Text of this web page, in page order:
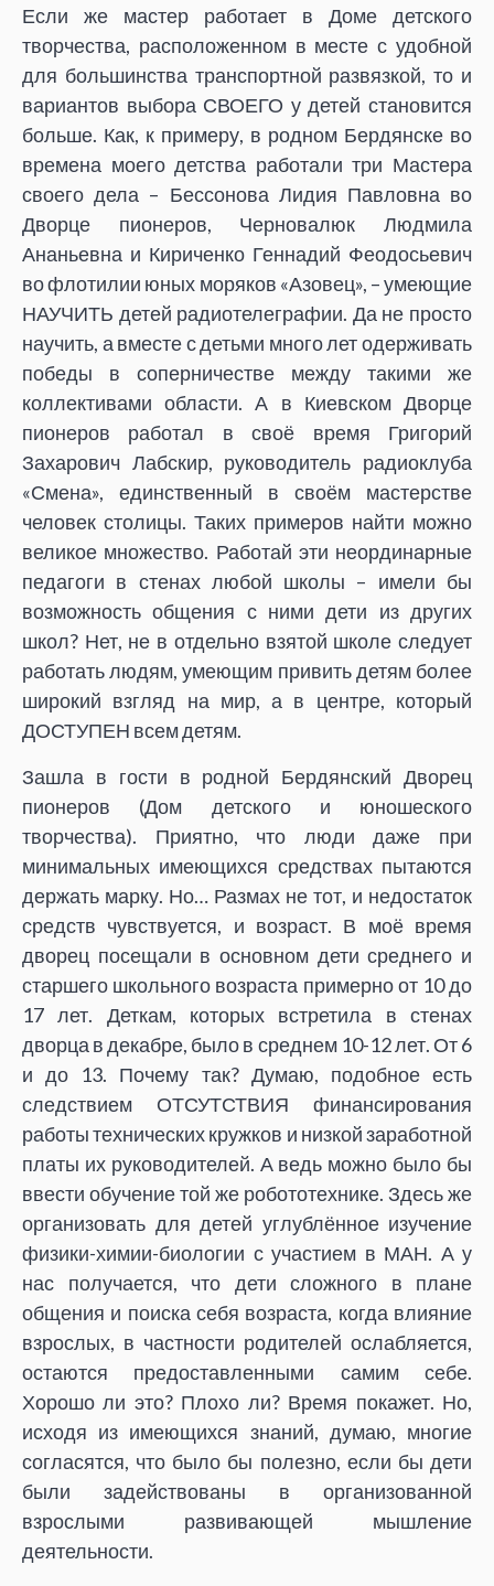
Если же мастер работает в Доме детского
творчества, расположенном в месте с удобной
для большинства транспортной развязкой, то и
вариантов выбора СВОЕГО у детей становится
больше. Как, к примеру, в родном Бердянске во
времена моего детства работали три Мастера
своего дела – Бессонова Лидия Павловна во
Дворце пионеров, Черновалюк Людмила
Ананьевна и Кириченко Геннадий Феодосьевич
во флотилии юных моряков «Азовец», – умеющие
НАУЧИТЬ детей радиотелеграфии. Да не просто
научить, а вместе с детьми много лет одерживать
победы в соперничестве между такими же
коллективами области. А в Киевском Дворце
пионеров работал в своё время Григорий
Захарович Лабскир, руководитель радиоклуба
«Смена», единственный в своём мастерстве
человек столицы. Таких примеров найти можно
великое множество. Работай эти неординарные
педагоги в стенах любой школы – имели бы
возможность общения с ними дети из других
школ? Нет, не в отдельно взятой школе следует
работать людям, умеющим привить детям более
широкий взгляд на мир, а в центре, который
ДОСТУПЕН всем детям.
Зашла в гости в родной Бердянский Дворец
пионеров (Дом детского и юношеского
творчества). Приятно, что люди даже при
минимальных имеющихся средствах пытаются
держать марку. Но… Размах не тот, и недостаток
средств чувствуется, и возраст. В моё время
дворец посещали в основном дети среднего и
старшего школьного возраста примерно от 10 до
17 лет. Деткам, которых встретила в стенах
дворца в декабре, было в среднем 10-12 лет. От 6
и до 13. Почему так? Думаю, подобное есть
следствием ОТСУТСТВИЯ финансирования
работы технических кружков и низкой заработной
платы их руководителей. А ведь можно было бы
ввести обучение той же робототехнике. Здесь же
организовать для детей углублённое изучение
физики-химии-биологии с участием в МАН. А у
нас получается, что дети сложного в плане
общения и поиска себя возраста, когда влияние
взрослых, в частности родителей ослабляется,
остаются предоставленными самим себе.
Хорошо ли это? Плохо ли? Время покажет. Но,
исходя из имеющихся знаний, думаю, многие
согласятся, что было бы полезно, если бы дети
были задействованы в организованной
взрослыми развивающей мышление
деятельности.